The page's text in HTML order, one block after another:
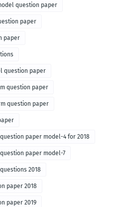
question paper
paper
paper
question paper
question paper
question paper
paper model-4 for 2018
paper model-7
2018
paper 2018
paper 2019